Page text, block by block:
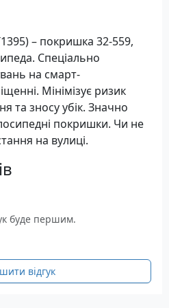
– покришка 32-559,
Спеціально
на смарт-
Мінімізує ризик
та зносу убік. Значно
покришки. Чи не
на вулиці.
буде першим.
відгук